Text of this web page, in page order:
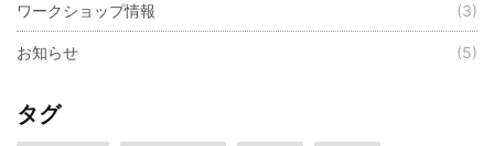
ワークショップ情報 (3)
お知らせ (5)
タグ